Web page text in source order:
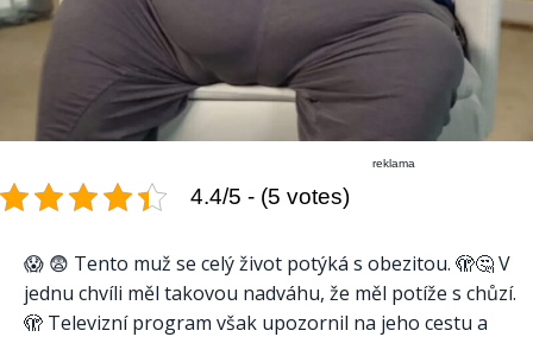
reklama
4.4/5 - (5 votes)
😱 😨 Tento muž se celý život potýká s obezitou. 🫣🤔 V
jednu chvíli měl takovou nadváhu, že měl potíže s chůzí.
🫣 Televizní program však upozornil na jeho cestu a